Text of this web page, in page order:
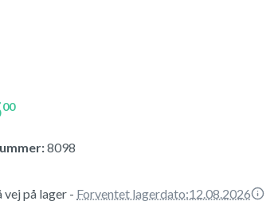
00
8098
vej på lager - Forventet lagerdato:12.08.2026